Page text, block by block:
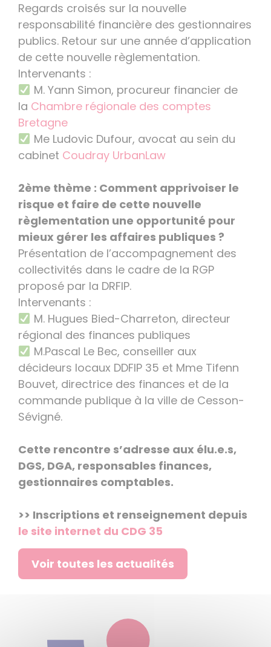
Regards croisés sur la nouvelle
responsabilité financière des gestionnaires
publics. Retour sur une année d’application
de cette nouvelle règlementation.
Intervenants :
M. Yann Simon, procureur financier de
la Chambre régionale des comptes
Bretagne
Me Ludovic Dufour, avocat au sein du
cabinet Coudray UrbanLaw
2ème thème : Comment apprivoiser le
risque et faire de cette nouvelle
règlementation une opportunité pour
mieux gérer les affaires publiques ?
Présentation de l’accompagnement des
collectivités dans le cadre de la RGP
proposé par la DRFIP.
Intervenants :
M. Hugues Bied-Charreton, directeur
régional des finances publiques
M.Pascal Le Bec, conseiller aux
décideurs locaux DDFIP 35 et Mme Tifenn
Bouvet, directrice des finances et de la
commande publique à la ville de Cesson-
Sévigné.
Cette rencontre s’adresse aux élu.e.s,
DGS, DGA, responsables finances,
gestionnaires comptables.
>> Inscriptions et renseignement depuis
le site internet du CDG 35
Voir toutes les actualités